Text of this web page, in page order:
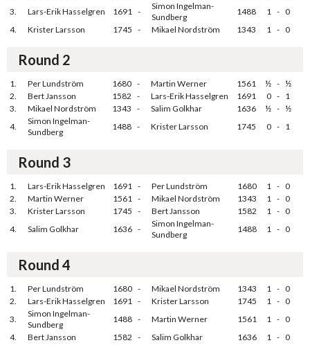
3.
Lars-Erik Hasselgren 1691 -
Simon Ingelman-
Sundberg
1488 1 - 0
4.
Krister Larsson 1745 - Mikael Nordström 1343 1 - 0
Round 2
1. Per Lundström 1680 - Martin Werner 1561 ½ - ½
2.
Bert Jansson 1582 - Lars-Erik Hasselgren 1691 0 - 1
3.
Mikael Nordström 1343 - Salim Golkhar 1636 ½ - ½
4.
Simon Ingelman-
Sundberg
1488 - Krister Larsson 1745 0 - 1
Round 3
1. Lars-Erik Hasselgren 1691 - Per Lundström 1680 1 - 0
2.
Martin Werner 1561 - Mikael Nordström 1343 1 - 0
3.
Krister Larsson 1745 - Bert Jansson 1582 1 - 0
4.
Salim Golkhar 1636 -
Simon Ingelman-
Sundberg
1488 1 - 0
Round 4
1. Per Lundström 1680 - Mikael Nordström 1343 1 - 0
2.
Lars-Erik Hasselgren 1691 - Krister Larsson 1745 1 - 0
3.
Simon Ingelman-
Sundberg
1488 - Martin Werner 1561 1 - 0
4.
Bert Jansson 1582 - Salim Golkhar 1636 1 - 0